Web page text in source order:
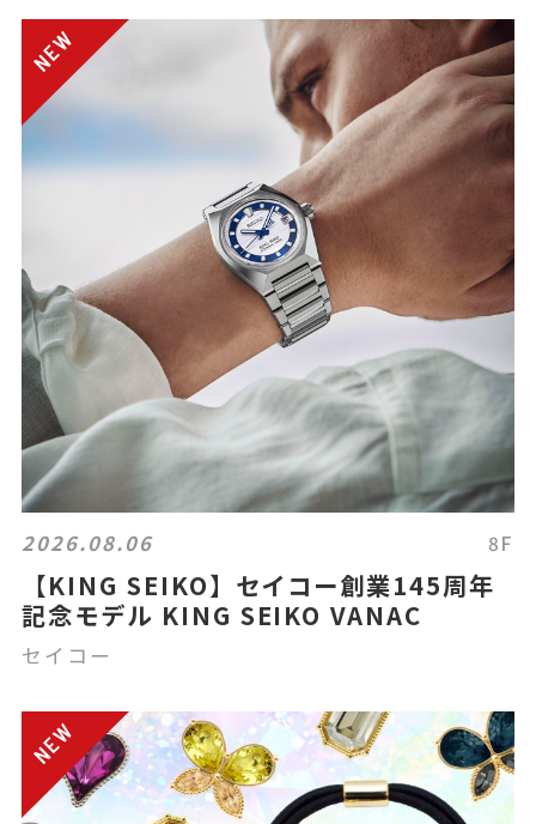
2026.08.06 8F
【KING SEIKO】セイコー創業145周年
記念モデル KING SEIKO VANAC
セイコー